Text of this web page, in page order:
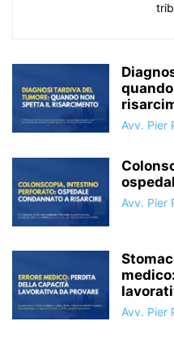
Avv. Pier
Avv. Pier
Avv. Pier